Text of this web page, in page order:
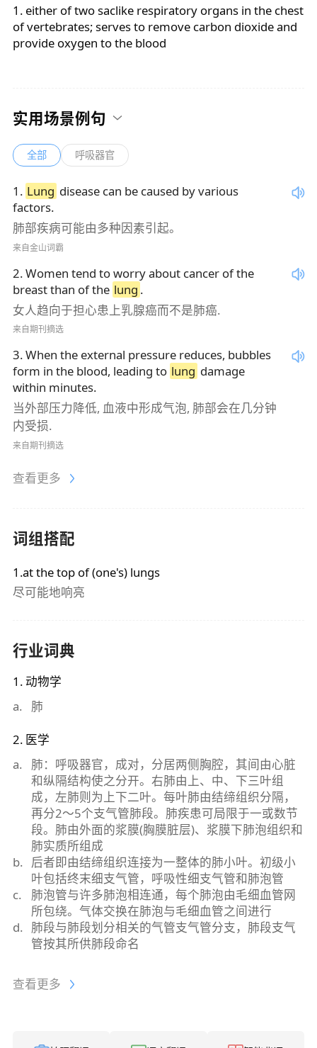
1. either of two saclike respiratory organs in the chest
of vertebrates; serves to remove carbon dioxide and
provide oxygen to the blood
实用场景例句
全部 呼吸器官
1 . Lung disease can be caused by various
factors.
肺部疾病可能由多种因素引起。
来自金山词霸
2.Women tend to worry about cancer of the
breast than of the lung .
女人趋向于担心患上乳腺癌而不是肺癌.
来自期刊摘选
3.When the external pressure reduces, bubbles
form in the blood, leading to lung damage
within minutes.
当外部压力降低, 血液中形成气泡, 肺部会在几分钟
内受损.
来自期刊摘选
查看更多
词组搭配
1.at the top of (one's) lungs
尽可能地响亮
行业词典
1 .动物学
a. 肺
2. 医学
a.
肺：呼吸器官，成对，分居两侧胸腔，其间由心脏
和纵隔结构使之分开。右肺由上、中、下三叶组
成，左肺则为上下二叶。每叶肺由结缔组织分隔，
再分2～5个支气管肺段。肺疾患可局限于一或数节
段。肺由外面的浆膜(胸膜脏层)、浆膜下肺泡组织和
肺实质所组成
b. 后者即由结缔组织连接为一整体的肺小叶。初级小
叶包括终末细支气管，呼吸性细支气管和肺泡管
c.
肺泡管与许多肺泡相连通，每个肺泡由毛细血管网
所包绕。气体交换在肺泡与毛细血管之间进行
d. 肺段与肺段划分相关的气管支气管分支，肺段支气
管按其所供肺段命名
查看更多